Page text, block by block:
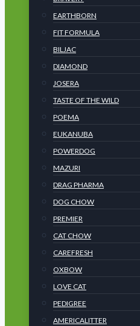
EARTHBORN
FIT FORMULA
BILJAC
DIAMOND
JOSERA
TASTE OF THE WILD
POEMA
EUKANUBA
POWERDOG
MAZURI
DRAG PHARMA
DOG CHOW
PREMIER
CAT CHOW
CAREFRESH
OXBOW
LOVE CAT
PEDIGREE
AMERICALITTER